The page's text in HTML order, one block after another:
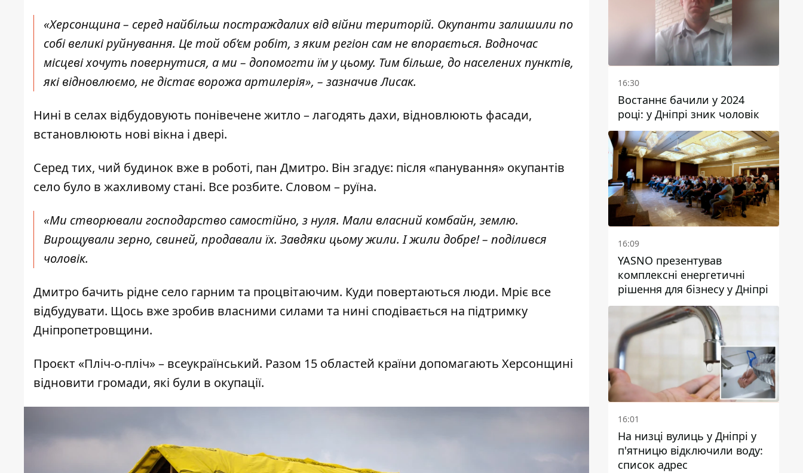
«Херсонщина – серед найбільш постраждалих від війни територій. Окупанти залишили по
собі великі руйнування. Це той об’єм робіт, з яким регіон сам не впорається. Водночас
місцеві хочуть повернутися, а ми – допомогти їм у цьому. Тим більше, до населених пунктів,
які відновлюємо, не дістає ворожа артилерія», – зазначив Лисак.
Нині в селах відбудовують понівечене житло – лагодять дахи, відновлюють фасади,
встановлюють нові вікна і двері.
Серед тих, чий будинок вже в роботі, пан Дмитро. Він згадує: після «панування» окупантів
село було в жахливому стані. Все розбите. Словом – руїна.
«Ми створювали господарство самостійно, з нуля. Мали власний комбайн, землю.
Вирощували зерно, свиней, продавали їх. Завдяки цьому жили. І жили добре! – поділився
чоловік.
Дмитро бачить рідне село гарним та процвітаючим. Куди повертаються люди. Мріє все
відбудувати. Щось вже зробив власними силами та нині сподівається на підтримку
Дніпропетровщини.
Проєкт «Пліч-о-пліч» – всеукраїнський. Разом 15 областей країни допомагають Херсонщині
відновити громади, які були в окупації.
16:30
Востаннє бачили у 2024
році: у Дніпрі зник чоловік
16:09
YASNO презентував
комплексні енергетичні
рішення для бізнесу у Дніпрі
16:01
На низці вулиць у Дніпрі у
п'ятницю відключили воду:
список адрес